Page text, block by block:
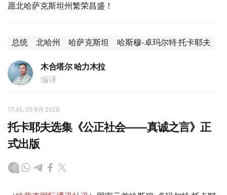
愿北哈萨克斯坦州繁荣昌盛！
总统 北哈州 哈萨克斯坦 哈斯穆-卓玛尔特·托卡耶夫
木合塔尔 哈力木拉
编译
17:45, 05 8月 2026
托卡耶夫选集《公正社会——真诚之言》正
式出版